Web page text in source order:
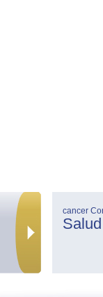
cancer
Salud